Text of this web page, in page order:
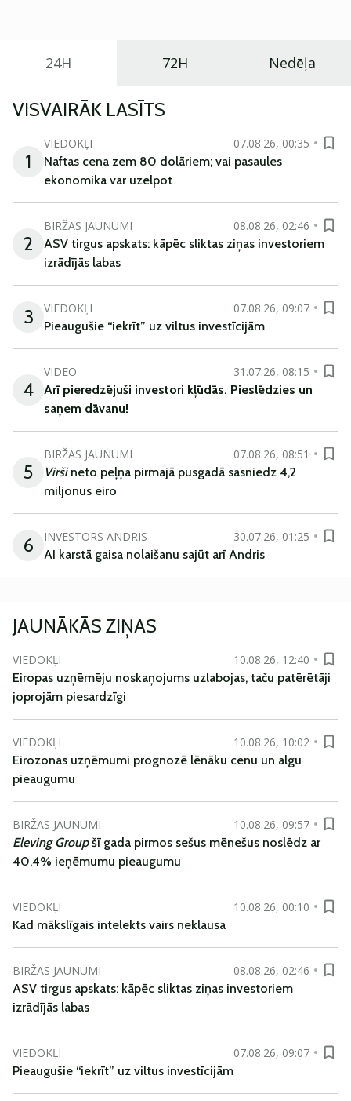
24H 72H Nedēļa
VISVAIRĀK LASĪTS
1
VIEDOKĻI
07.08.26, 00:35
Naftas cena zem 80 dolāriem; vai pasaules
ekonomika var uzelpot
2
BIRŽAS JAUNUMI
08.08.26, 02:46
ASV tirgus apskats: kāpēc sliktas ziņas investoriem
izrādījās labas
3 VIEDOKĻI
07.08.26, 09:07
Pieaugušie “iekrīt” uz viltus investīcijām
4
VIDEO
31.07.26, 08:15
Arī pieredzējuši investori kļūdās. Pieslēdzies un
saņem dāvanu!
5
BIRŽAS JAUNUMI
07.08.26, 08:51
Viršineto peļņa pirmajā pusgadā sasniedz 4,2
miljonus eiro
6 INVESTORS ANDRIS
30.07.26, 01:25
AI karstā gaisa nolaišanu sajūt arī Andris
JAUNĀKĀS ZIŅAS
VIEDOKĻI
10.08.26, 12:40
Eiropas uzņēmēju noskaņojums uzlabojas, taču patērētāji
joprojām piesardzīgi
VIEDOKĻI
10.08.26, 10:02
Eirozonas uzņēmumi prognozē lēnāku cenu un algu
pieaugumu
BIRŽAS JAUNUMI
10.08.26, 09:57
Eleving Groupšī gada pirmos sešus mēnešus noslēdz ar
40,4% ieņēmumu pieaugumu
VIEDOKĻI
10.08.26, 00:10
Kad mākslīgais intelekts vairs neklausa
BIRŽAS JAUNUMI
08.08.26, 02:46
ASV tirgus apskats: kāpēc sliktas ziņas investoriem
izrādījās labas
VIEDOKĻI
07.08.26, 09:07
Pieaugušie “iekrīt” uz viltus investīcijām